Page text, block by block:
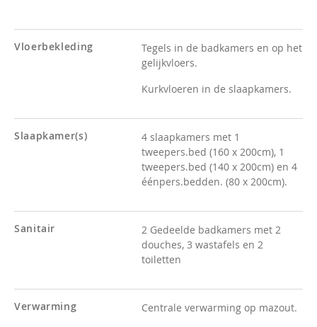
Vloerbekleding
Tegels in de badkamers en op het
gelijkvloers.
Kurkvloeren in de slaapkamers.
Slaapkamer(s)
4 slaapkamers met 1
tweepers.bed (160 x 200cm), 1
tweepers.bed (140 x 200cm) en 4
éénpers.bedden. (80 x 200cm).
Sanitair
2 Gedeelde badkamers met 2
douches, 3 wastafels en 2
toiletten
Verwarming
Centrale verwarming op mazout.